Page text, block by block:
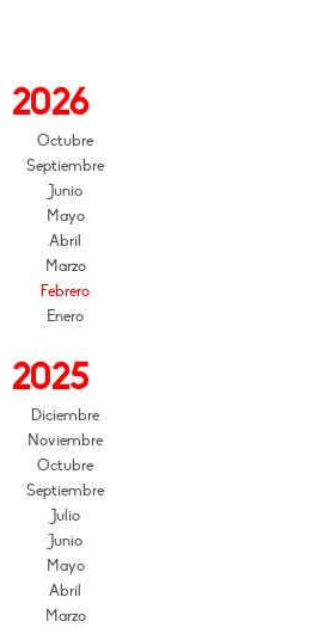
2026
Octubre
Septiembre
Junio
Mayo
Abril
Marzo
Febrero
Enero
2025
Diciembre
Noviembre
Octubre
Septiembre
Julio
Junio
Mayo
Abril
Marzo